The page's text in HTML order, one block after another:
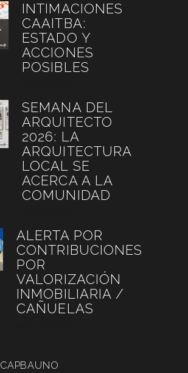
INTIMACIONES
CAAITBA:
ESTADO Y
ACCIONES
POSIBLES
SEMANA DEL
ARQUITECTO
2026: LA
ARQUITECTURA
LOCAL SE
ACERCA A LA
COMUNIDAD
ALERTA POR
CONTRIBUCIONES
POR
VALORIZACIÓN
INMOBILIARIA /
CAÑUELAS
CAPBAUNO